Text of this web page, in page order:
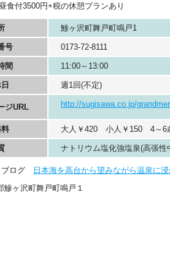
食付3500円+税の休憩プランあり
鯵ヶ沢町舞戸町鳴戸1
号 0173-72-8111
間 11:00～13:00
週1回(不定)
ジURL http://sugisawa.co.jp/
大人￥420 小人￥150 4～
ナトリウム塩化強塩泉(高張性
ブログ
日本海を高台から望みながら温泉に
鰺ヶ沢町舞戸町鳴戸１